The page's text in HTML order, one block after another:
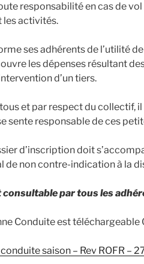
responsabilité en cas de
les activités.
ses adhérents de l’utilité
les dépenses résultant
d’un tiers.
et par respect du collectif,
sente responsable de ces
d’inscription doit
de non contre-indication à la
par tous les
Conduite est téléchargeable
saison – Rev ROFR –